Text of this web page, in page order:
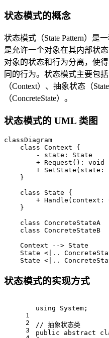
状态模式的概念
状态模式（State Pattern）是
是允许一个对象在其内部状
对象的状态和行为分离，使
同的行为。状态模式主要包
（Context）、抽象状态（
（ConcreteState）。
状态模式的 UML 类图
classDiagram
    class Context {
        - state: State
        + Request(): void
+ SetState(state:
    }
    class State {
+ Handle(context:
    }
    class ConcreteStateA
    class ConcreteStateB
    Context --> State
State <|..
State <|..
状态模式的实现方式
1
2
3
using System;
// 抽象状态类
public
abstract